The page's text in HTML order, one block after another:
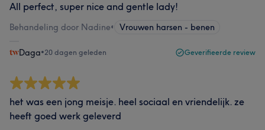
All perfect, super nice and gentle lady!
Behandeling door Nadine• Vrouwen harsen - benen
Daga•20 dagen geleden Geverifieerde review
het was een jong meisje. heel sociaal en vriendelijk. ze
heeft goed werk geleverd